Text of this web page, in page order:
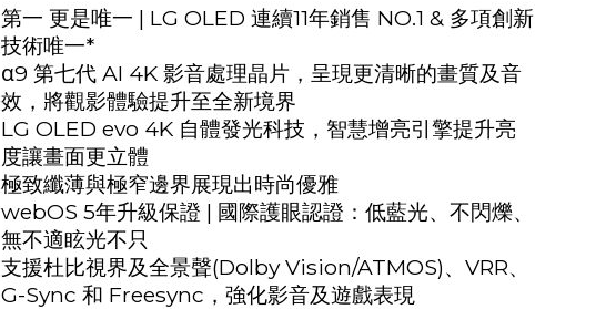
第一 更是唯一 | LG OLED 連續11年銷售 NO.1 & 多項創新
技術唯一*
α9 第七代 AI 4K 影音處理晶片，呈現更清晰的畫質及音
效，將觀影體驗提升至全新境界
LG OLED evo 4K 自體發光科技，智慧增亮引擎提升亮
度讓畫面更立體
極致纖薄與極窄邊界展現出時尚優雅
webOS 5年升級保證 | 國際護眼認證：低藍光、不閃爍、
無不適眩光不只
支援杜比視界及全景聲(Dolby Vision/ATMOS)、VRR、
G-Sync 和 Freesync，強化影音及遊戲表現